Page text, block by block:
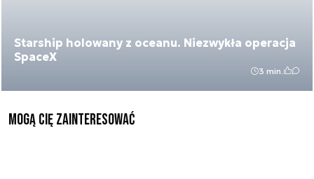
Starship holowany z oceanu. Niezwykła operacja
SpaceX
3 min.
Mogą Cię zainteresować